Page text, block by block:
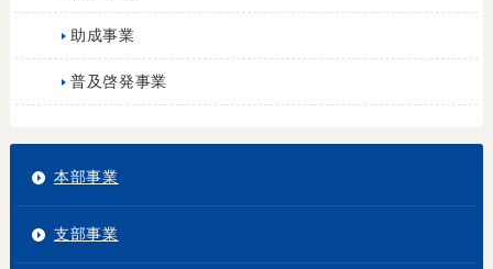
助成事業
普及啓発事業
本部事業
支部事業